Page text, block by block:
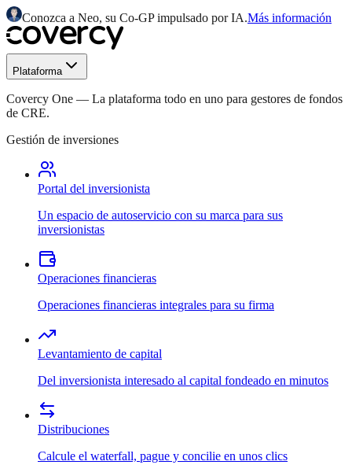
Conozca a Neo, su Co-GP impulsado por IA.Más información
Plataforma
Covercy One — La plataforma todo en uno para gestores de fondos
de CRE.
Gestión de inversiones
Portal del inversionista
Un espacio de autoservicio con su marca para sus
inversionistas
Operaciones financieras
Operaciones financieras integrales para su firma
Levantamiento de capital
Del inversionista interesado al capital fondeado en minutos
Distribuciones
Calcule el waterfall, pague y concilie en unos clics